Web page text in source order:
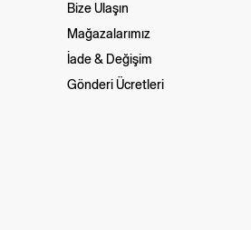
Bize Ulaşın
Mağazalarımız
İade & Değişim
Gönderi Ücretleri